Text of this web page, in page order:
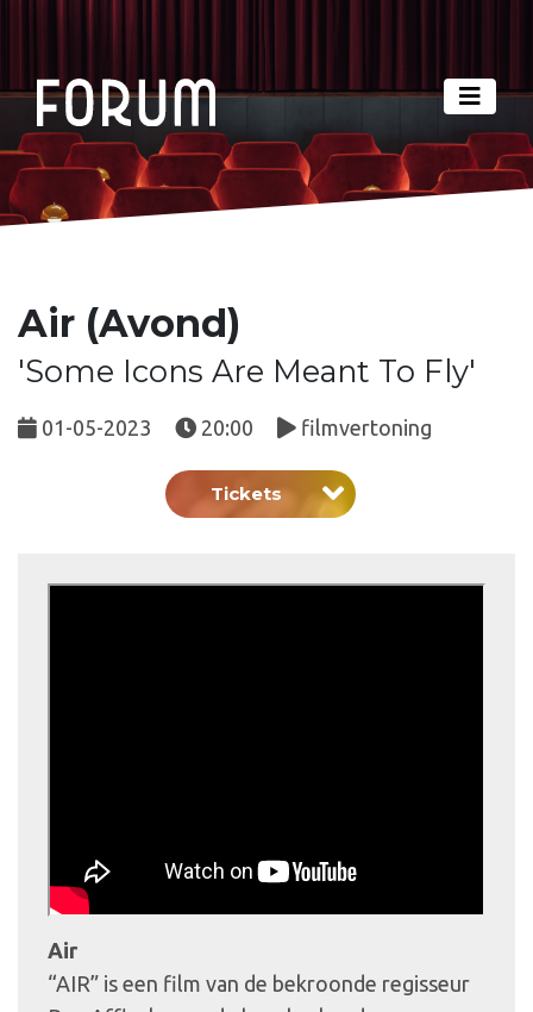
Air (Avond)
'Some Icons Are Meant To Fly'
01-05-2023 20:00 filmvertoning
Tickets
Air
“AIR” is een film van de bekroonde regisseur